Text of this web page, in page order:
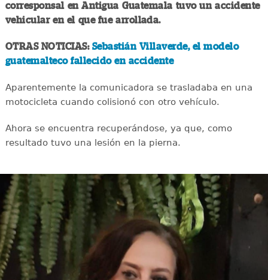
corresponsal en Antigua Guatemala tuvo un accidente
vehicular en el que fue arrollada.
OTRAS NOTICIAS: Sebastián Villaverde, el modelo
guatemalteco fallecido en accidente
Aparentemente la comunicadora se trasladaba en una
motocicleta cuando colisionó con otro vehículo.
Ahora se encuentra recuperándose, ya que, como
resultado tuvo una lesión en la pierna.